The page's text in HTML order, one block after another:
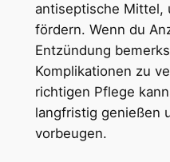
antiseptische Mittel,
fördern. Wenn du
Entzündung
Komplikationen zu
richtigen Pflege
langfristig genießen
vorbeugen.